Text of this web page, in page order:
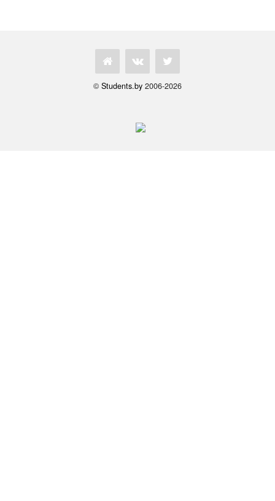
© Students.by 2006-2026